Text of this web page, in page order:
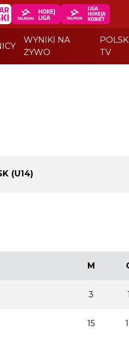
WYNIKI NA
ŻYWO
TV
(U14)
M
3 1
15